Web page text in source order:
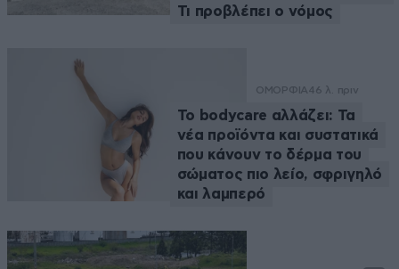
Τι προβλέπει ο νόμος
ΟΜΟΡΦΙΑ46 λ. πριν
Το bodycare αλλάζει: Τα
νέα προϊόντα και συστατικά
που κάνουν το δέρμα του
σώματος πιο λείο, σφριγηλό
και λαμπερό